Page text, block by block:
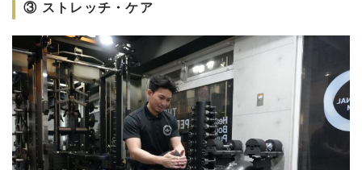
③ ストレッチ・ケア